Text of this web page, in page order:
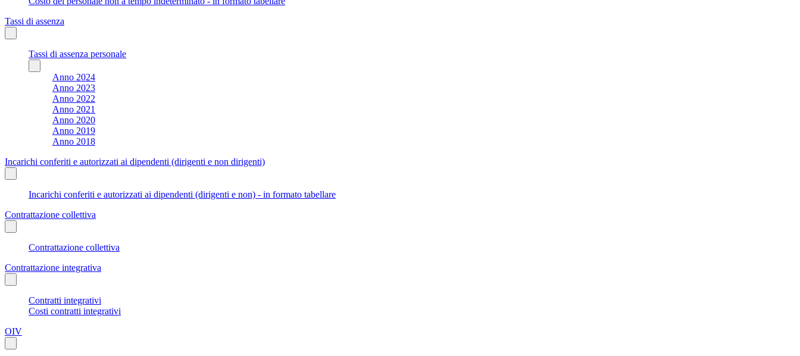
Tassi di assenza
Tassi di assenza personale
Anno 2024
Anno 2023
Anno 2022
Anno 2021
Anno 2020
Anno 2019
Anno 2018
Incarichi conferiti e autorizzati ai dipendenti (dirigenti e non dirigenti)
Incarichi conferiti e autorizzati ai dipendenti (dirigenti e non) - in formato tabellare
Contrattazione collettiva
Contrattazione collettiva
Contrattazione integrativa
Contratti integrativi
Costi contratti integrativi
OIV